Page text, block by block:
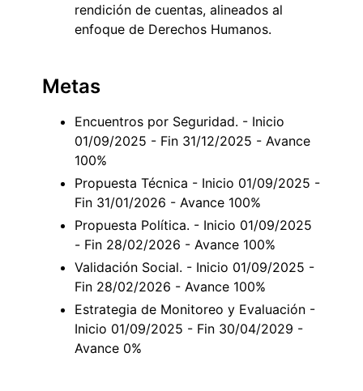
rendición de cuentas, alineados al
enfoque de Derechos Humanos.
Metas
Encuentros por Seguridad. - Inicio
01/09/2025 - Fin 31/12/2025 - Avance
100%
Propuesta Técnica - Inicio 01/09/2025 -
Fin 31/01/2026 - Avance 100%
Propuesta Política. - Inicio 01/09/2025
- Fin 28/02/2026 - Avance 100%
Validación Social. - Inicio 01/09/2025 -
Fin 28/02/2026 - Avance 100%
Estrategia de Monitoreo y Evaluación -
Inicio 01/09/2025 - Fin 30/04/2029 -
Avance 0%